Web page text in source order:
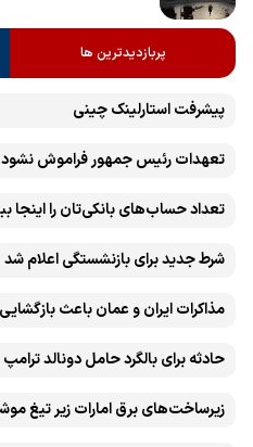
پربازدیدترین ها
پیشرفت ‏استارلینک چینی
تعهدات رئیس جمهور فراموش نشود
تعداد حساب‌های بانکی‌تان را اینجا
شرط جدید برای بازنشستگی اعلام شد
مذاکرات ایران و عمان باعث
حادثه برای بالگرد حامل دونالد ترامپ
زیرساخت‌های برق امارات زیر تیغ